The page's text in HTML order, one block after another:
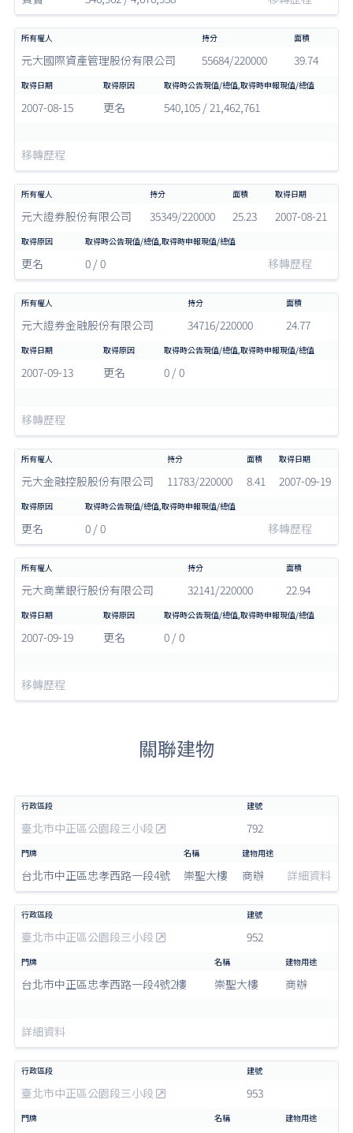
元大國際資產管理股份有限公司 55684/220000 39.74
2007-08-15 更名 540,105 / 21,462,761
移轉歷程
元大證券股份有限公司 35349/220000 25.23 2007-08-21
更名 0 / 0 移轉歷程
元大證券金融股份有限公司 34716/220000 24.77
2007-09-13 更名 0 / 0
移轉歷程
元大金融控股股份有限公司 11783/220000 8.41 2007-09-19
更名 0 / 0 移轉歷程
元大商業銀行股份有限公司 32141/220000 22.94
2007-09-19 更名 0 / 0
移轉歷程
關聯建物
臺北市中正區公園段三小段 792
台北市中正區忠孝西路一段4號 崇聖大樓 商辦 詳細資料
臺北市中正區公園段三小段 952
台北市中正區忠孝西路一段4號2樓 崇聖大樓 商辦
詳細資料
臺北市中正區公園段三小段 953